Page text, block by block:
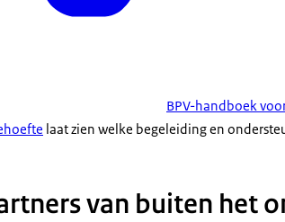
BPV-handboek
laat zien welke begeleiding en
van buiten het